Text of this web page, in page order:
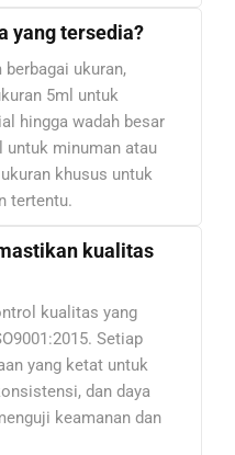
yang tersedia?
ukuran,
5ml untuk
hingga wadah besar
untuk minuman atau
khusus untuk
tertentu.
kualitas
kualitas yang
Setiap
yang ketat untuk
dan daya
keamanan dan